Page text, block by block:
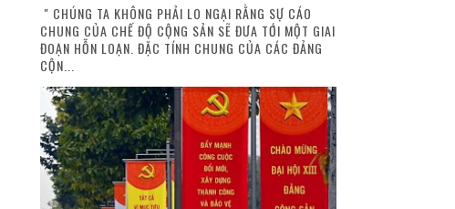
" CHÚNG TA KHÔNG PHẢI LO NGẠI RẰNG SỰ CÁO
CHUNG CỦA CHẾ ĐỘ CỘNG SẢN SẼ ĐƯA TỚI MỘT GIAI
ĐOẠN HỖN LOẠN. ĐẶC TÍNH CHUNG CỦA CÁC ĐẢNG
CỘN...